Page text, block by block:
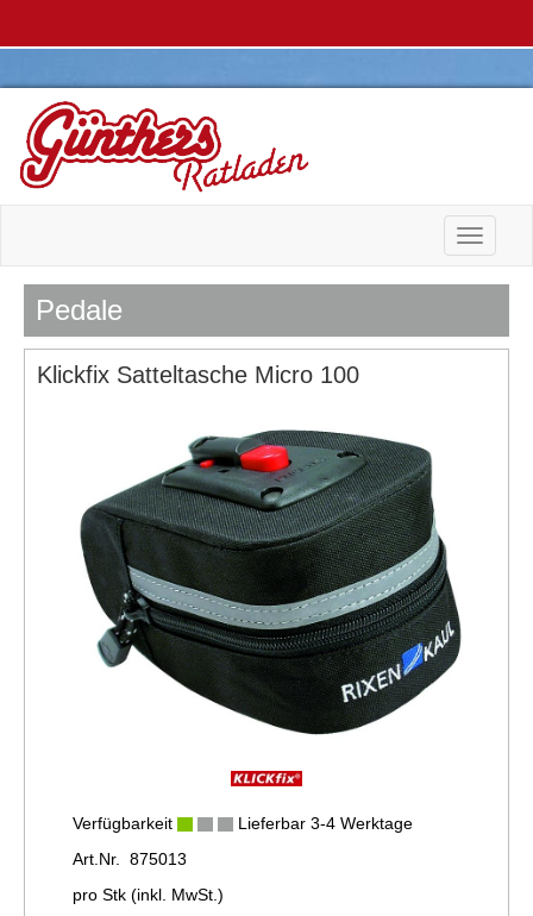
Toggle
Pedale
Klickfix Satteltasche Micro 100
Verfügbarkeit
Lieferbar 3-4 Werktage
Art.Nr. 875013
pro Stk (inkl. MwSt.)